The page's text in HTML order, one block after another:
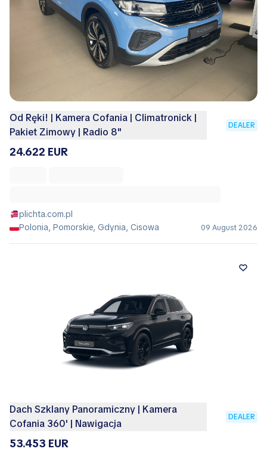
Od Ręki! | Kamera Cofania | Climatronick |
Pakiet Zimowy | Radio 8"
DEALER
24.622 EUR
plichta.com.pl
Polonia, Pomorskie, Gdynia, Cisowa
09 August 2026
Dach Szklany Panoramiczny | Kamera
Cofania 360' | Nawigacja
DEALER
53.453 EUR